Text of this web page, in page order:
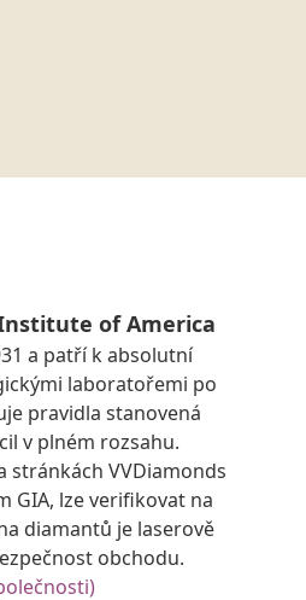
of America
a patří k absolutní
laboratořemi po
pravidla stanovená
v plném rozsahu.
stránkách VVDiamonds
GIA, lze verifikovat na
diamantů je laserově
obchodu.